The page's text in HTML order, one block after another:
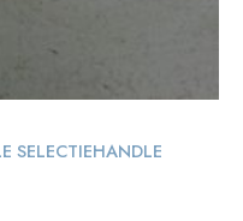
SELECTIEHANDLE